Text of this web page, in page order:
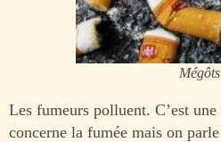
Mégôts
Les fumeurs polluent. C’est
concerne la fumée mais on